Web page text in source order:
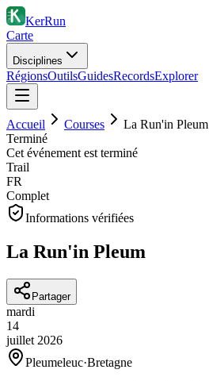
KerRun
Carte
Disciplines
RégionsOutilsGuidesRecordsExplorer
Accueil Courses
La Run'in Pleum
Terminé
Cet événement est terminé
Trail
FR
Complet
Informations vérifiées
La Run'in Pleum
Partager
mardi
14
juillet 2026
Pleumeleuc·Bretagne